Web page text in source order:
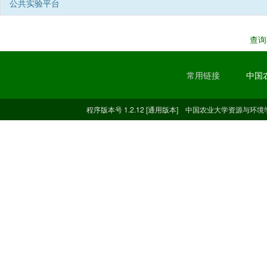
公共实验平台
查
常用链接 中国
程序版本号 1.2.12 [通用版本] 中国农业大学资源与